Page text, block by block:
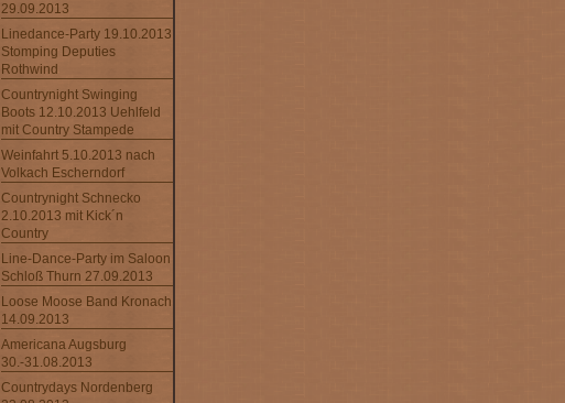
29.09.2013
Linedance-Party 19.10.2013
Stomping Deputies
Rothwind
Countrynight Swinging
Boots 12.10.2013 Uehlfeld
mit Country Stampede
Weinfahrt 5.10.2013 nach
Volkach Escherndorf
Countrynight Schnecko
2.10.2013 mit Kick´n
Country
Line-Dance-Party im Saloon
Schloß Thurn 27.09.2013
Loose Moose Band Kronach
14.09.2013
Americana Augsburg
30.-31.08.2013
Countrydays Nordenberg